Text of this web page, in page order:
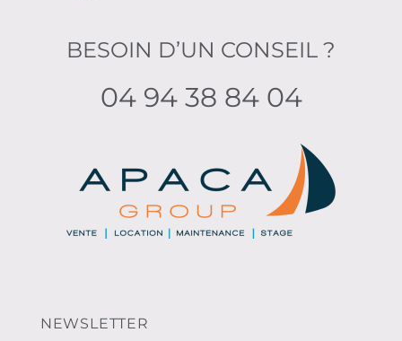
BESOIN D’UN CONSEIL ?
04 94 38 84 04
NEWSLETTER